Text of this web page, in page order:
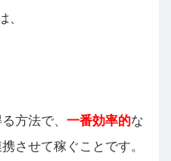
、
方法で、 一番効率的な
させて稼ぐことです。